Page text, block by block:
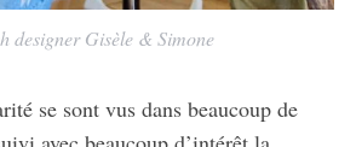
designer Gisèle & Simone
se sont vus dans beaucoup de